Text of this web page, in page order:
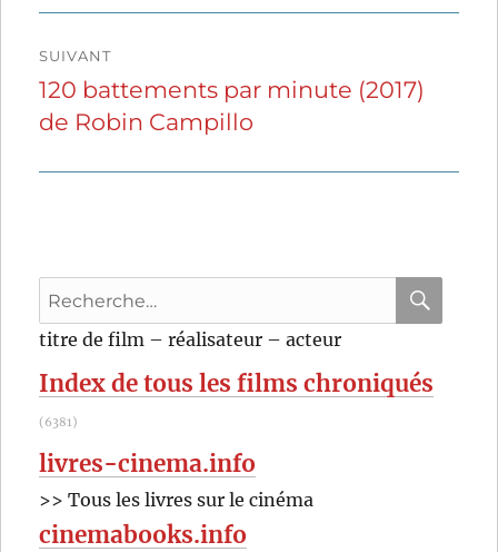
SUIVANT
Publication
suivante :
120 battements par minute (2017)
de Robin Campillo
Recherche
pour
titre de film – réalisateur – acteur
Index de tous les films chroniqués
(6381)
livres-cinema.info
>> Tous les livres sur le cinéma
cinemabooks.info